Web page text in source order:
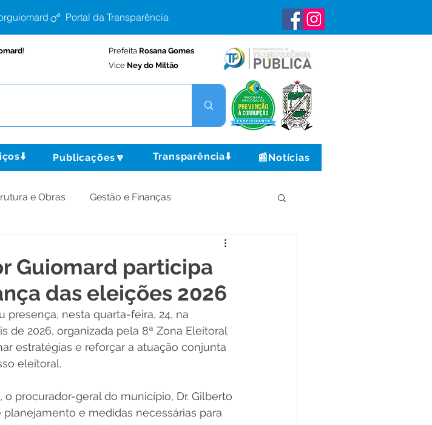
Portal da Transparência
! Prefeita Rosana Gomes
Vice Ney do Miltão
Publicações🔽 Transparência⬇️ 📰Notícias
e Obras Gestão e Finanças
Institucional e Governo
de Pesar Campanhas Datas Comemorativas
Comunicado Nota de Esclarecimento
e Transporte Defesa Civil ExpoQuinari 2025
Guiomard participa
das eleições 2026
presença, nesta quarta-feira, 24, na
de 2026, organizada pela 8ª Zona Eleitoral
estratégias e reforçar a atuação conjunta
eleitoral.
procurador-geral do município, Dr. Gilberto
e medidas necessárias para